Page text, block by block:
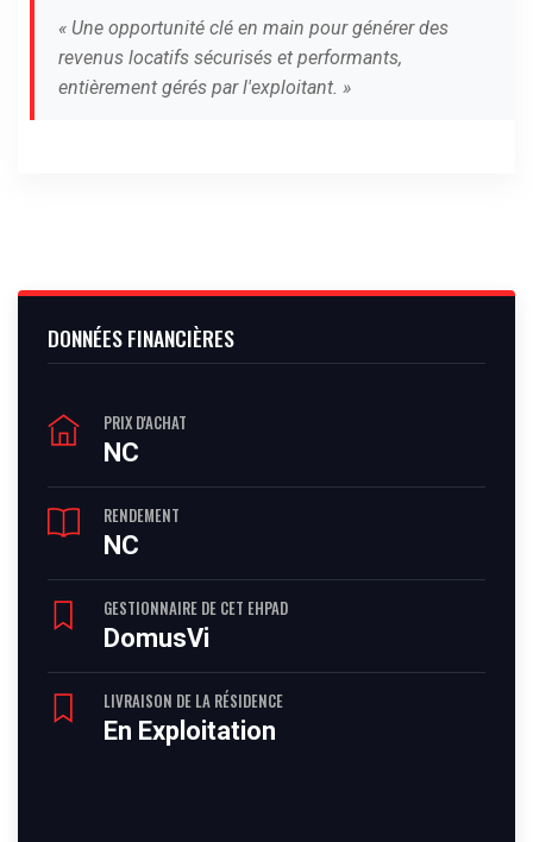
« Une opportunité clé en main pour générer des
revenus locatifs sécurisés et performants,
entièrement gérés par l'exploitant. »
DONNÉES FINANCIÈRES
PRIX D'ACHAT
NC
RENDEMENT
NC
GESTIONNAIRE DE CET EHPAD
DomusVi
LIVRAISON DE LA RÉSIDENCE
En Exploitation